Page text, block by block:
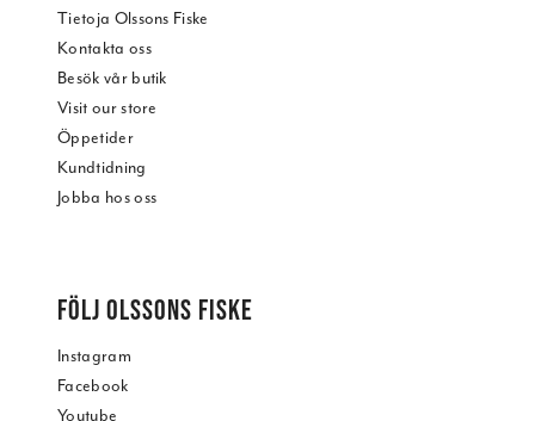
Tietoja Olssons Fiske
Kontakta oss
Besök vår butik
Visit our store
Öppetider
Kundtidning
Jobba hos oss
FÖLJ OLSSONS FISKE
Instagram
Facebook
Youtube